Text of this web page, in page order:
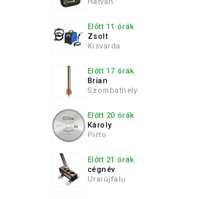
Előtt 11 órák
Zsolt
Kisvárda
Előtt 17 órák
Brian
Szombathely
Előtt 20 órák
Károly
Pirto
Előtt 21 órák
cégnév
Uraiújfalu